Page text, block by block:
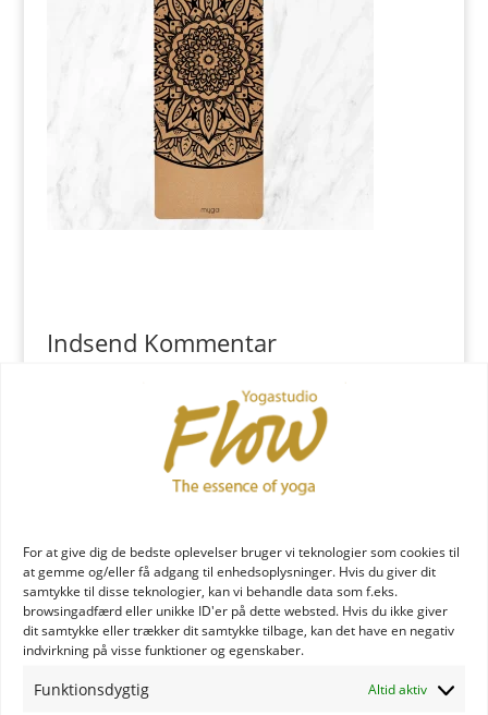
For at give dig de bedste oplevelser bruger vi teknologier som cookies til
at gemme og/eller få adgang til enhedsoplysninger. Hvis du giver dit
samtykke til disse teknologier, kan vi behandle data som f.eks.
browsingadfærd eller unikke ID'er på dette websted. Hvis du ikke giver
dit samtykke eller trækker dit samtykke tilbage, kan det have en negativ
indvirkning på visse funktioner og egenskaber.
Funktionsdygtig Altid aktiv
Indsend Kommentar
YOGA læreruddannelse
YOGA uddannelse - læs mere